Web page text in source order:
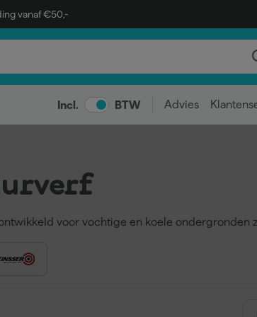
vanaf €50,-
Incl. BTW Advies
voor vochtige en koele ondergronden
eigenschappen die nodig zijn.